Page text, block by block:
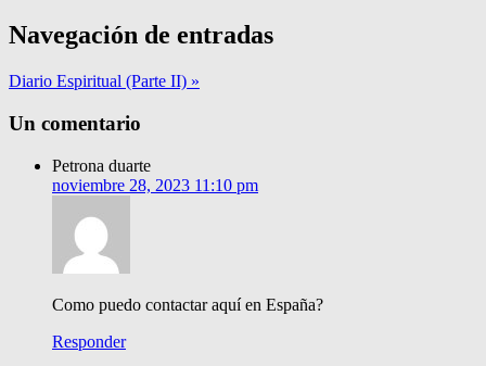
Navegación de entradas
Diario Espiritual (Parte II) »
Un comentario
Petrona duarte
noviembre 28, 2023 11:10 pm
Como puedo contactar aquí en España?
Responder